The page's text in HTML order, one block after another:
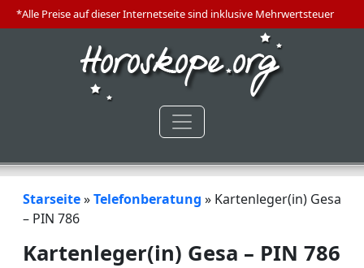
*Alle Preise auf dieser Internetseite sind inklusive Mehrwertsteuer
Starseite»Telefonberatung » Kartenleger(in) Gesa
– PIN 786
Kartenleger(in) Gesa – PIN 786